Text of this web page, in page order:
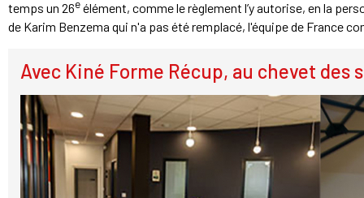
temps un 26eélément, comme le règlement l’y autorise, en la
de Karim Benzema qui n'a pas été remplacé, l'équipe de France
Avec Kiné Forme Récup, au chevet des